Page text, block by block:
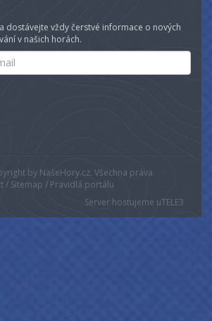
dostávejte vždy čerstvé informace o nových
v našich horách.
by NašeHory.cz. Všechna práva
/ Sitemap / Pravidlá portálu
Server hostujeme uTELE3